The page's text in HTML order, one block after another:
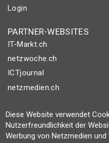
Login
PARTNER-WEBSITES
IT-Markt.ch
netzwoche.ch
ICTjournal
netzmedien.ch
© NETZMEDIEN AG 2026
Impressum
AGB
Diese Website verwendet
Nutzerfreundlichkeit der
Werbung von Netzmedien